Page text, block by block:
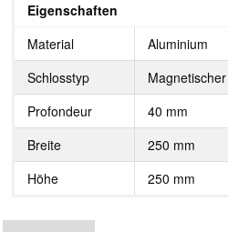
Eigenschaften
Material
Aluminium
Schlosstyp
Profondeur
40 mm
Breite
250 mm
Höhe
250 mm